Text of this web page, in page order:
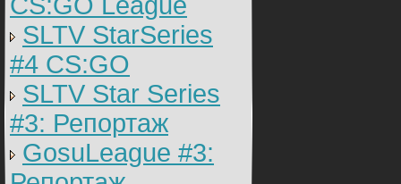
SLTV StarSeries
#4 CS:GO
SLTV Star Series
#3: Репортаж
GosuLeague #3: